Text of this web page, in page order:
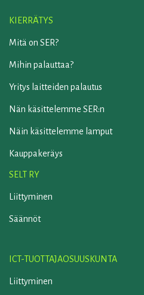
KIERRÄTYS
Mitä on SER?
Mihin palauttaa?
Yritys laitteiden palautus
Nän käsittelemme SER:n
Näin käsittelemme lamput
Kauppakeräys
SELT RY
Liittyminen
Säännöt
ICT-TUOTTAJAOSUUSKUNTA
Liittyminen